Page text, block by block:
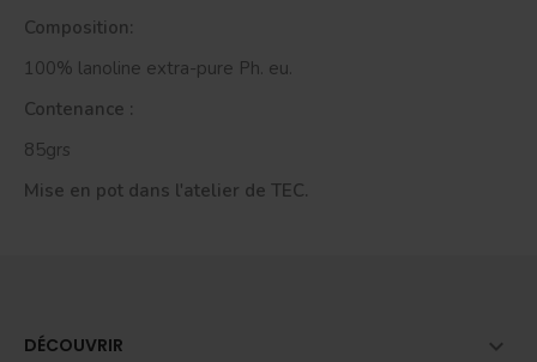
Composition:
100% lanoline extra-pure Ph. eu.
Contenance :
85grs
Mise en pot dans l'atelier de TEC.
DÉCOUVRIR 